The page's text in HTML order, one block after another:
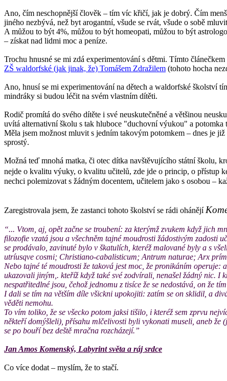
Ano, čím neschopnější člověk – tím víc křičí, jak je dobrý. Čím
jiného nezbývá, než byt arogantní, všude se rvát, všude o sobě
A můžou to být 4%, můžou to být homeopati, můžou to být
– získat nad lidmi moc a peníze.
Trochu hnusné se mi zdá experimentování s dětmi. Tímto článečkem
ZŠ waldorfské (jak jinak, že) Tomášem Zdražilem (tohoto hocha
Ano, hnusí se mi experimentování na dětech a waldorfské školství
mindráky si budou léčit na svém vlastním dítěti.
Rodič promítá do svého dítěte i své neuskutečněné a většinou
uvítá alternativní školu s tak hluboce "duchovní výukou" a potomka
Měla jsem možnost mluvit s jedním takovým potomkem – dnes je
sprostý.
Možná teď mnohá matka, či otec dítka navštěvujícího státní školu,
nejde o kvalitu výuky, o kvalitu učitelů, zde jde o princip, o přístup
nechci polemizovat s žádným docentem, učitelem jako s osobou –
Zaregistrovala jsem, že zastanci tohoto školství se rádi ohánějí
“... Vtom, aj, opět začne se troubení: za kterýmž zvukem když jich
filozofie vzatá jsou a všechněm tajné moudrosti žádostivým zadosti
se prodávalo, zavinuté bylo v škatulích, kteréž malované byly a s
utríusqve cosmi; Christiano-cabalisticum; Antrum naturae; Arx
Nebo tajné té moudrosti že taková jest moc, že pronikáním operuje:
ukazovali jiným,. kteříž když také své zodvírali, nenašel žádný nic.
nespatřitedlné jsou, čehož jednomu z tisíce že se nedostává, on že
I dali se tím na větším díle všickni upokojiti: zatím se on sklidil, a
věděti nemohu.
To vím toliko, že se všecko potom jaksi tišilo, i kteréž sem zprvu
někteří domýšleli), přísahu mlčelivosti byli vykonati museli, aneb že
se po bouří bez deště mračna rozcházejí.”
Jan Amos Komenský, Labyrint světa a ráj srdce
Co více dodat – myslím, že to stačí.